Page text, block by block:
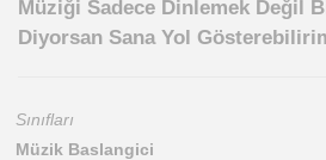
Müziği Sadece Dinlemek Değil
Diyorsan Sana Yol
Sınıfları
Müzik Baslangici